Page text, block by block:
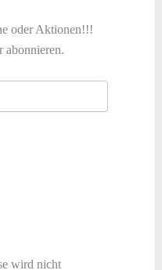
oder Aktionen!!!
abonnieren.
wird nicht